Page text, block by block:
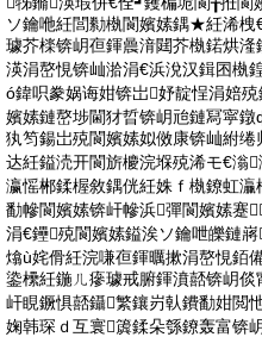
ソ鑰咃紝閭勬槸閬嬪嫊鍝★紝浠栧
璩芥檪锛岄亱鍕曟湇閮芥槸鍩烘
渶涓嶅悓锛屾湁涓€浜涗汉鍓囨槸
ó鍏呮豢娲诲姏锛岀妤靛悜涓婄
嬪嫊鏈嶅埗閫犲晢锛岄兘鏈冩寜
犱笉鍚岀殑閬嬪嫊姒傚康锛屾紨
达紝鎰涜开閬旂櫦浣堢殑浠モ€滃
瀛愮郴鍒楃敘鍝侊紝姝ｆ槸鐐虹
勫幓閬嬪嫊锛屽幓浜彈閬嬪嫊蹇
涓€鑸殑閬嬪嫊鎰涘ソ鑰呭皪鏈
熻ù姹傦紝浣嗛亱鍕曞摗涓嶅悓銆
鍌欙紝鍦ㄦ瘮璩戒腑鍕濆嚭锛岄
屽睍鐝惧嚭鑷繁鑲岃倝鐨勫姏閲
婅韩琛ｄ互寰簴鍒朵綔鐐轰富锛